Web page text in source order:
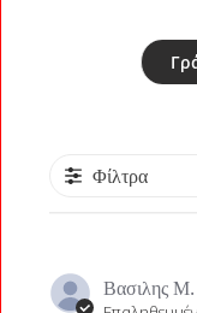
Φίλτρα
Βασιλης Μ.